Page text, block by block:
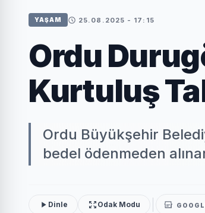
YAŞAM 25.08.2025 - 17:15
Ordu
Kurtuluş
Ordu Büyükşehir
bedel ödenmeden
Dinle Odak Modu